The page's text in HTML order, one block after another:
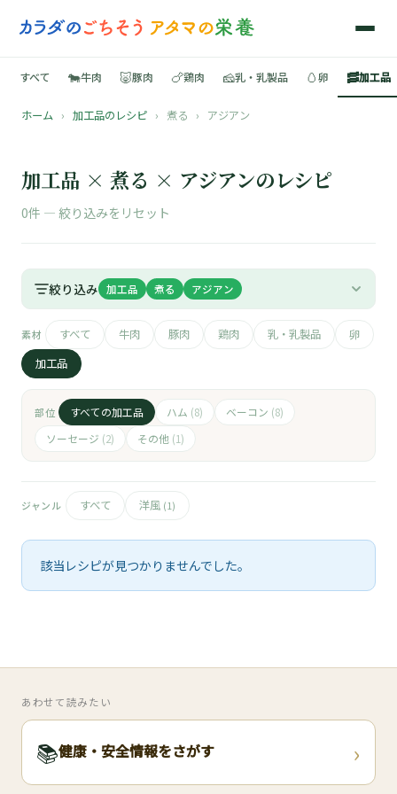
📚
🐄
🐷
🍗
すべて 🐄牛肉 🐷豚肉 🍗鶏肉 🧀乳・乳製品 🥚卵 🥓加工品
ホーム › 加工品のレシピ › 煮る › アジアン
加工品 × 煮る × アジアンのレシピ
0件 — 絞り込みをリセット
絞り込み 加工品 煮る アジアン
素材 すべて 牛肉 豚肉 鶏肉 乳・乳製品
卵
加工品
部位 すべての加工品 ハム (8) ベーコン (8)
ソーセージ (2) その他 (1)
ジャンル すべて 洋風 (1)
該当レシピが見つかりませんでした。
あわせて読みたい
📚健康・安全情報をさがす ›